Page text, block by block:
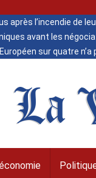
après l’incendie de
avant les
Européen sur quatre
La